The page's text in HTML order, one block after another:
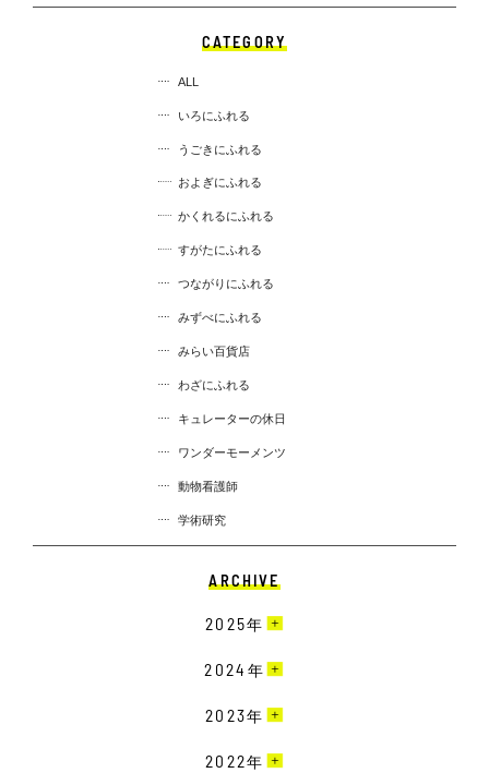
CATEGORY
ALL
いろにふれる
うごきにふれる
およぎにふれる
かくれるにふれる
すがたにふれる
つながりにふれる
みずべにふれる
みらい百貨店
わざにふれる
キュレーターの休日
ワンダーモーメンツ
動物看護師
学術研究
ARCHIVE
2025年
3月［4］
2024 年
12月［10］
2023年
12月［9］
2022年